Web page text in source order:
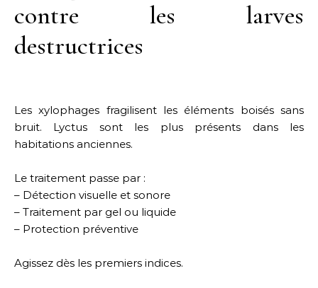
contre les larves
destructrices
Les xylophages fragilisent les éléments boisés sans
bruit. Lyctus sont les plus présents dans les
habitations anciennes.
Le traitement passe par :
– Détection visuelle et sonore
– Traitement par gel ou liquide
– Protection préventive
Agissez dès les premiers indices.